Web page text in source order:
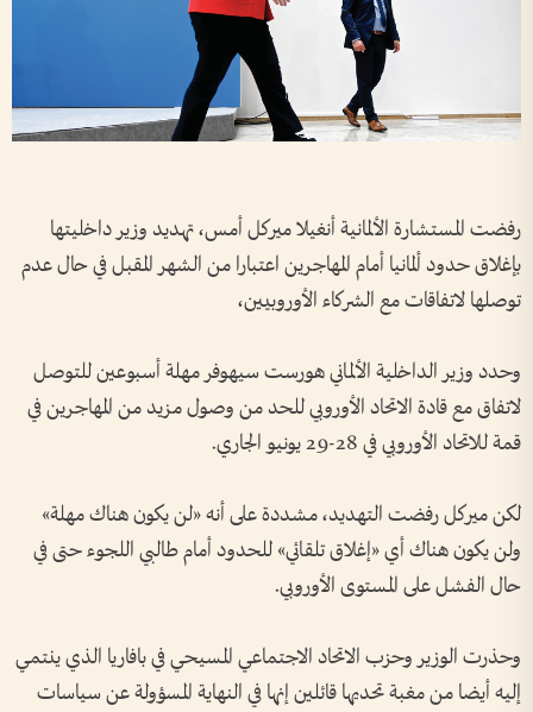
رفضت المستشارة الألمانية أنغيلا ميركل أمس، تهديد وزير داخليتها
بإغلاق حدود ألمانيا أمام المهاجرين اعتبارا من الشهر المقبل في حال عدم
توصلها لاتفاقات مع الشركاء الأوروبيين،
وحدد وزير الداخلية الألماني هورست سيهوفر مهلة أسبوعين للتوصل
لاتفاق مع قادة الاتحاد الأوروبي للحد من وصول مزيد من المهاجرين في
قمة للاتحاد الأوروبي في 28-29 يونيو الجاري.
لكن ميركل رفضت التهديد، مشددة على أنه «لن يكون هناك مهلة»
ولن يكون هناك أي «إغلاق تلقائي» للحدود أمام طالبي اللجوء حتى في
حال الفشل على المستوى الأوروبي.
وحذرت الوزير وحزب الاتحاد الاجتماعي المسيحي في بافاريا الذي ينتمي
إليه أيضا من مغبة تحديها قائلين إنها في النهاية المسؤولة عن سياسات